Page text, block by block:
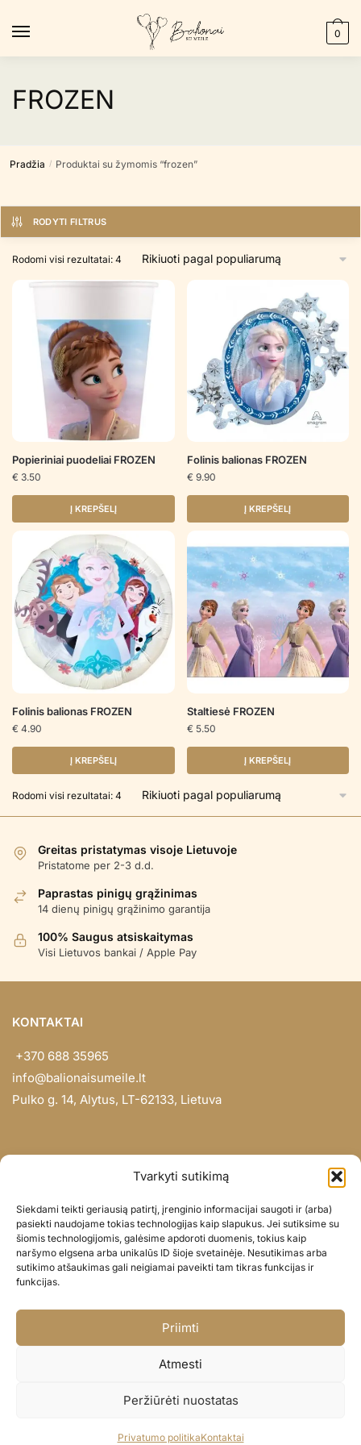
Tvarkyti sutikimą
Siekdami teikti geriausią patirtį, įrenginio informacijai saugoti ir (arba)
pasiekti naudojame tokias technologijas kaip slapukus. Jei sutiksime su
šiomis technologijomis, galėsime apdoroti duomenis, tokius kaip
naršymo elgsena arba unikalūs ID šioje svetainėje. Nesutikimas arba
sutikimo atšaukimas gali neigiamai paveikti tam tikras funkcijas ir
funkcijas.
Priimti
Atmesti
Peržiūrėti nuostatas
Privatumo politikaKontaktai
0
FROZEN
Pradžia / Produktai su žymomis “frozen”
RODYTI FILTRUS
Rodomi visi rezultatai: 4 Rūšiuojama
populiarumą
Popieriniai puodeliai FROZEN
€ 3.50
Į KREPŠELĮ
Folinis balionas FROZEN
€ 9.90
Į KREPŠELĮ
Folinis balionas FROZEN
€ 4.90
Į KREPŠELĮ
Staltiesė FROZEN
€ 5.50
Į KREPŠELĮ
Rodomi visi rezultatai: 4 Rūšiuojama
Greitas pristatymas visoje Lietuvoje
Pristatome per 2-3 d.d.
Paprastas pinigų grąžinimas
14 dienų pinigų grąžinimo garantija
100% Saugus atsiskaitymas
Visi Lietuvos bankai / Apple Pay
KONTAKTAI
+370 688 35965
info@balionaisumeile.lt
Pulko g. 14, Alytus, LT-62133, Lietuva
Didmena
Darbų portfolio
Privatumo politika
Parduotuvės politika
© BALIONAISUMEILE 2024